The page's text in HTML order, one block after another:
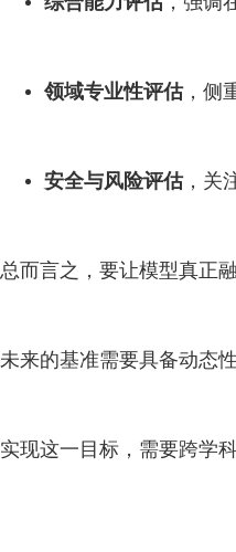
领域专业性评估，侧
安全与风险评估，关
总而言之，要让模型真正
未来的基准需要具备动态
实现这一目标，需要跨学